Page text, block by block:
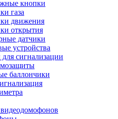
кнопки
газа
движения
открытия
датчики
устройства
сигнализации
баллончики